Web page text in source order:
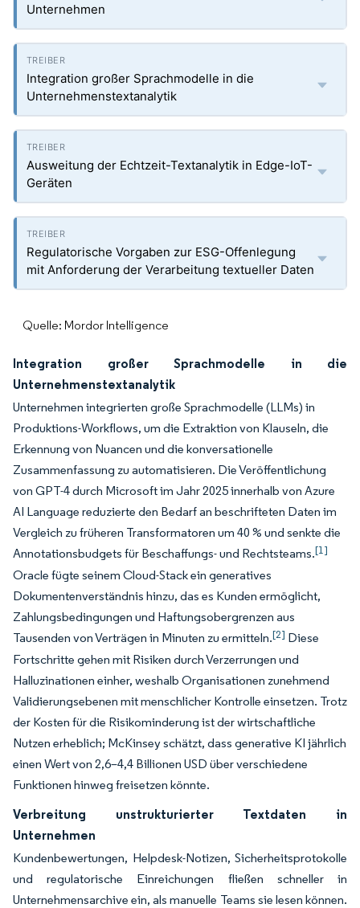
Unternehmen
Integration großer Sprachmodelle in die
Unternehmenstextanalytik
Ausweitung der Echtzeit-Textanalytik in Edge-IoT-
Geräten
Regulatorische Vorgaben zur ESG-Offenlegung
mit Anforderung der Verarbeitung textueller Daten
Quelle: Mordor Intelligence
Integration großer Sprachmodelle in die
Unternehmenstextanalytik
Unternehmen integrierten große Sprachmodelle (LLMs) in
Produktions-Workflows, um die Extraktion von Klauseln, die
Erkennung von Nuancen und die konversationelle
Zusammenfassung zu automatisieren. Die Veröffentlichung
von GPT-4 durch Microsoft im Jahr 2025 innerhalb von Azure
AI Language reduzierte den Bedarf an beschrifteten Daten im
Vergleich zu früheren Transformatoren um 40 % und senkte die
Annotationsbudgets für Beschaffungs- und Rechtsteams.[1]
Oracle fügte seinem Cloud-Stack ein generatives
Dokumentenverständnis hinzu, das es Kunden ermöglicht,
Zahlungsbedingungen und Haftungsobergrenzen aus
Tausenden von Verträgen in Minuten zu ermitteln.[2] Diese
Fortschritte gehen mit Risiken durch Verzerrungen und
Halluzinationen einher, weshalb Organisationen zunehmend
Validierungsebenen mit menschlicher Kontrolle einsetzen. Trotz
der Kosten für die Risikominderung ist der wirtschaftliche
Nutzen erheblich; McKinsey schätzt, dass generative KI jährlich
einen Wert von 2,6–4,4 Billionen USD über verschiedene
Funktionen hinweg freisetzen könnte.
Verbreitung unstrukturierter Textdaten in
Unternehmen
Kundenbewertungen, Helpdesk-Notizen, Sicherheitsprotokolle
und regulatorische Einreichungen fließen schneller in
Unternehmensarchive ein, als manuelle Teams sie lesen können.